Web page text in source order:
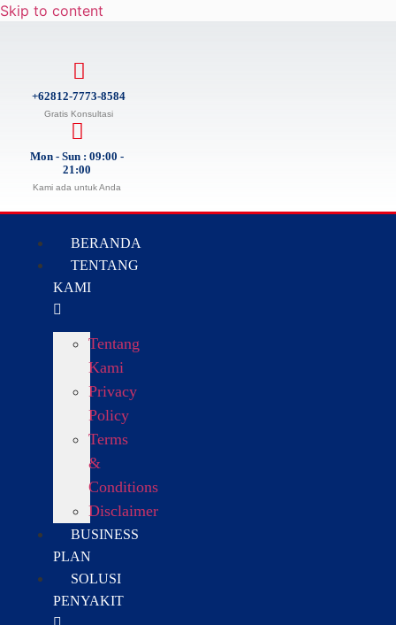
Skip to content
+62812-7773-8584
Gratis Konsultasi
Mon - Sun : 09:00 -
21:00
Kami ada untuk Anda
BERANDA
TENTANG
KAMI
Tentang
Kami
Privacy
Policy
Terms
&
Conditions
Disclaimer
BUSINESS
PLAN
SOLUSI
PENYAKIT